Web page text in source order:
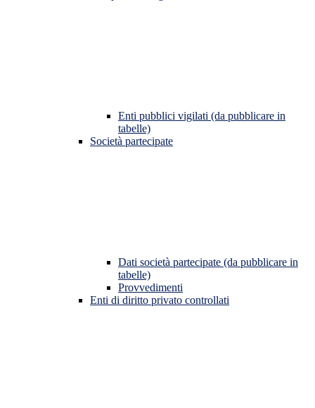
Enti pubblici vigilati (da pubblicare in
tabelle)
Società partecipate
Dati società partecipate (da pubblicare in
tabelle)
Provvedimenti
Enti di diritto privato controllati